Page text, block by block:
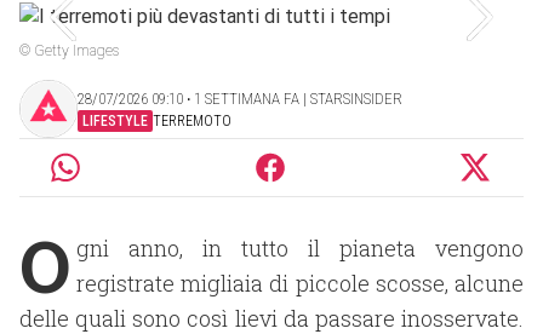
© Getty Images
28/07/2026 09:10 ‧ 1 SETTIMANA FA | STARSINSIDER
LIFESTYLE TERREMOTO
O gni anno, in tutto il pianeta vengono
registrate migliaia di piccole scosse, alcune
delle quali sono così lievi da passare inosservate.